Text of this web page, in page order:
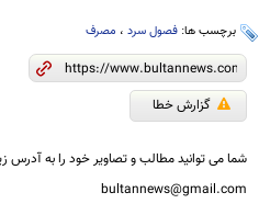
برچسب ها: فصول سرد، مصرف
گزارش خطا
شما می توانید مطالب و تصاویر خود را به آدرس
bultannews@gmail.com